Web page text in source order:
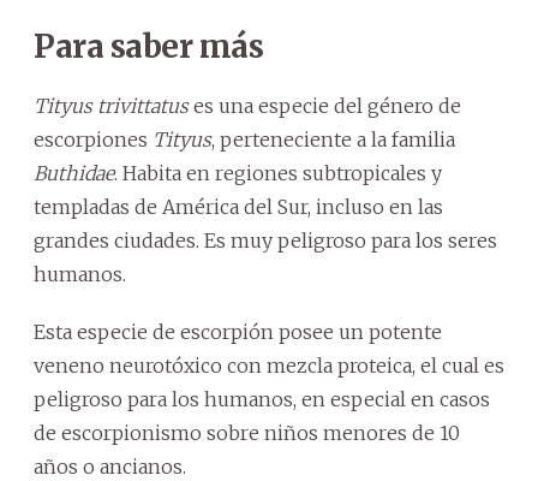
Para saber más
Tityus trivittatuses una especie del género de
escorpiones Tityus, perteneciente a la familia
Buthidae. Habita en regiones subtropicales y
templadas de América del Sur, incluso en las
grandes ciudades. Es muy peligroso para los seres
humanos.
Esta especie de escorpión posee un potente
veneno neurotóxico con mezcla proteica, el cual es
peligroso para los humanos, en especial en casos
de escorpionismo sobre niños menores de 10
años o ancianos.